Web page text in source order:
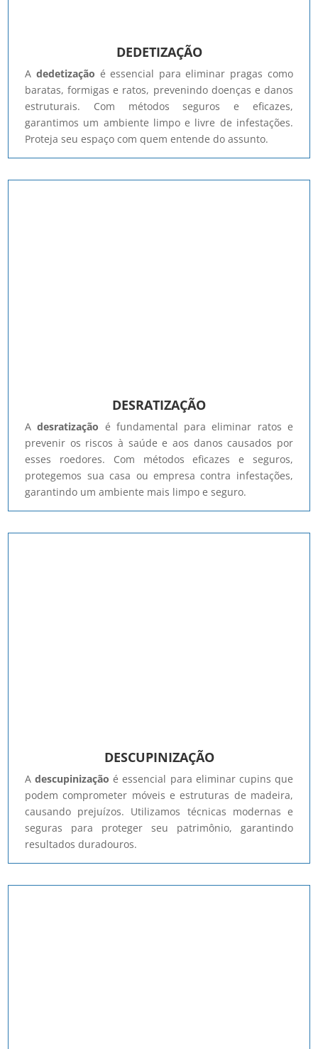
DEDETIZAÇÃO
A dedetização é essencial para eliminar pragas como
baratas, formigas e ratos, prevenindo doenças e danos
estruturais. Com métodos seguros e eficazes,
garantimos um ambiente limpo e livre de infestações.
Proteja seu espaço com quem entende do assunto.
DESRATIZAÇÃO
Adesratização é fundamental para eliminar ratos e
prevenir os riscos à saúde e aos danos causados por
esses roedores. Com métodos eficazes e seguros,
protegemos sua casa ou empresa contra infestações,
garantindo um ambiente mais limpo e seguro.
DESCUPINIZAÇÃO
Adescupinização é essencial para eliminar cupins que
podem comprometer móveis e estruturas de madeira,
causando prejuízos. Utilizamos técnicas modernas e
seguras para proteger seu patrimônio, garantindo
resultados duradouros.